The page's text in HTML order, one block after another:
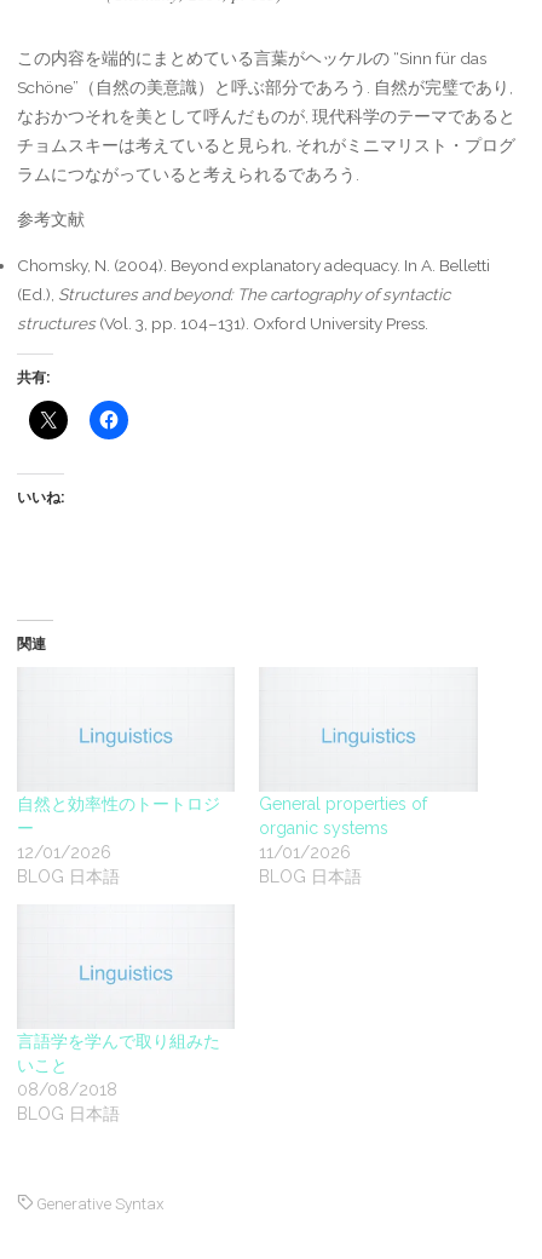
この内容を端的にまとめている言葉がヘッケルの “Sinn für das
Schöne”（自然の美意識）と呼ぶ部分であろう. 自然が完璧であり,
なおかつそれを美として呼んだものが, 現代科学のテーマであると
チョムスキーは考えていると見られ, それがミニマリスト・プログ
ラムにつながっていると考えられるであろう.
参考文献
Chomsky, N. (2004). Beyond explanatory adequacy. In A. Belletti
(Ed.), Structures and beyond: The cartography of syntactic
structures(Vol. 3, pp. 104–131). Oxford University Press.
共有:
いいね:
関連
自然と効率性のトートロジ
ー
12/01/2026
BLOG 日本語
General properties of
organic systems
11/01/2026
BLOG 日本語
言語学を学んで取り組みた
いこと
08/08/2018
BLOG 日本語
Generative Syntax